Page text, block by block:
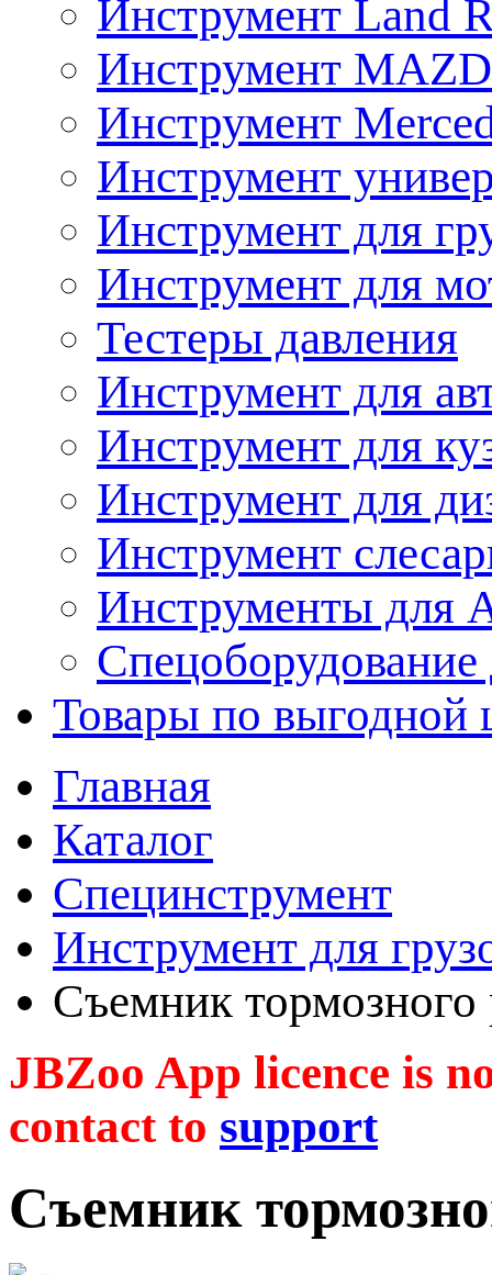
Инструмент Land
Инструмент
Инструмент
Инструмент
Инструмент для
Инструмент для
Тестеры давления
Инструмент для
Инструмент для
Инструмент для
Инструмент
Инструменты
Спецоборудование
Товары по выгодной
Главная
Каталог
Специнструмент
Инструмент для
Съемник тормозного
JBZoo App licence is
contact to support
Съемник